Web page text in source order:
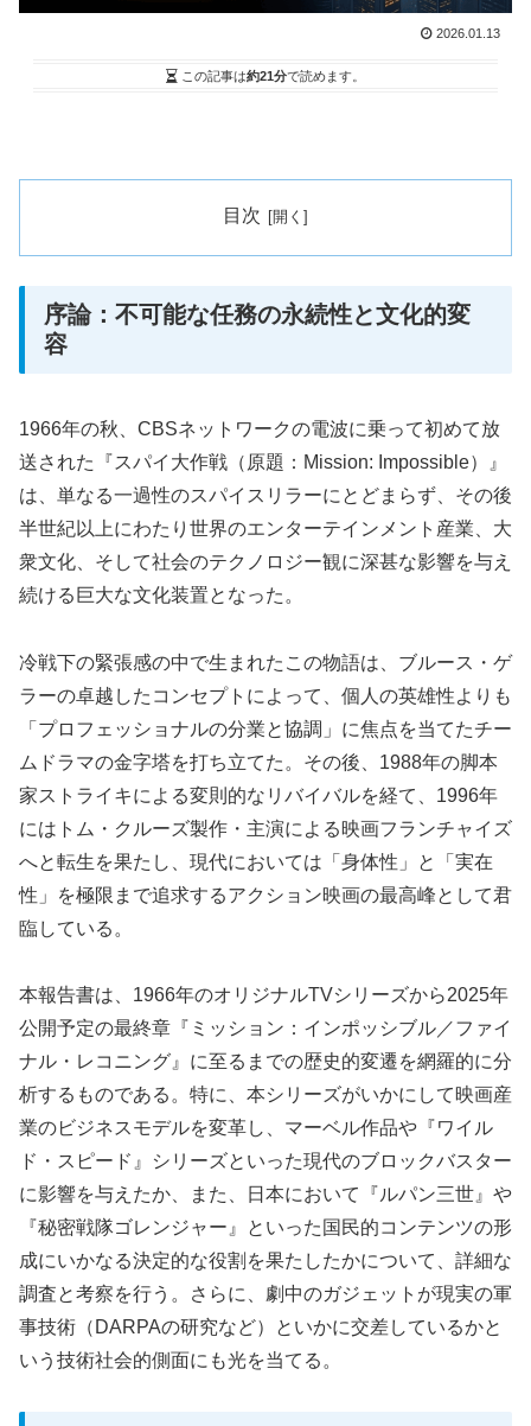
2026.01.13
この記事は約21分で読めます。
目次
序論：不可能な任務の永続性と文化的変
容
1966年の秋、CBSネットワークの電波に乗って初めて放
送された『スパイ大作戦（原題：Mission: Impossible）』
は、単なる一過性のスパイスリラーにとどまらず、その後
半世紀以上にわたり世界のエンターテインメント産業、大
衆文化、そして社会のテクノロジー観に深甚な影響を与え
続ける巨大な文化装置となった。
冷戦下の緊張感の中で生まれたこの物語は、ブルース・ゲ
ラーの卓越したコンセプトによって、個人の英雄性よりも
「プロフェッショナルの分業と協調」に焦点を当てたチー
ムドラマの金字塔を打ち立てた。その後、1988年の脚本
家ストライキによる変則的なリバイバルを経て、1996年
にはトム・クルーズ製作・主演による映画フランチャイズ
へと転生を果たし、現代においては「身体性」と「実在
性」を極限まで追求するアクション映画の最高峰として君
臨している。
本報告書は、1966年のオリジナルTVシリーズから2025年
公開予定の最終章『ミッション：インポッシブル／ファイ
ナル・レコニング』に至るまでの歴史的変遷を網羅的に分
析するものである。特に、本シリーズがいかにして映画産
業のビジネスモデルを変革し、マーベル作品や『ワイル
ド・スピード』シリーズといった現代のブロックバスター
に影響を与えたか、また、日本において『ルパン三世』や
『秘密戦隊ゴレンジャー』といった国民的コンテンツの形
成にいかなる決定的な役割を果たしたかについて、詳細な
調査と考察を行う。さらに、劇中のガジェットが現実の軍
事技術（DARPAの研究など）といかに交差しているかと
いう技術社会的側面にも光を当てる。